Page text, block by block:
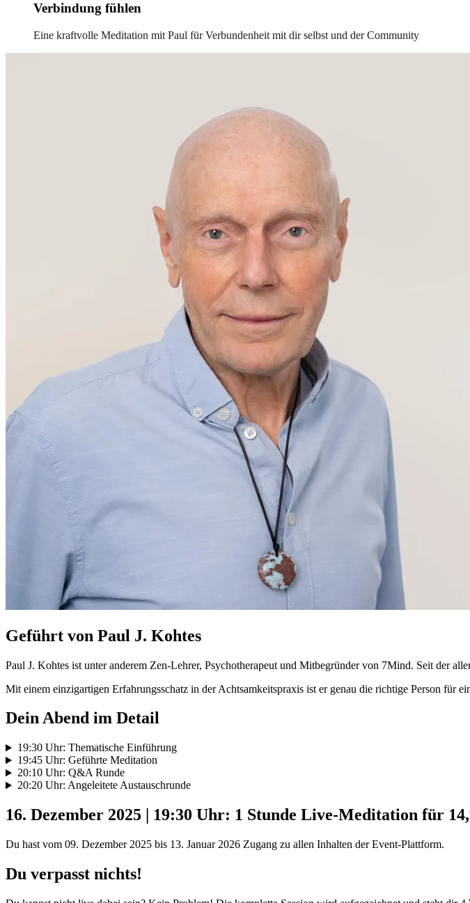
Verbindung fühlen
Eine kraftvolle Meditation mit Paul für Verbundenheit mit dir selbst und der Community
Geführt von Paul J. Kohtes
Paul J. Kohtes ist unter anderem Zen-Lehrer, Psychotherapeut und Mitbegründer von 7Mind. Seit der
Mit einem einzigartigen Erfahrungsschatz in der Achtsamkeitspraxis ist er genau die richtige Person für
Dein Abend im Detail
19:30 Uhr: Thematische Einführung
19:45 Uhr: Geführte Meditation
20:10 Uhr: Q&A Runde
20:20 Uhr: Angeleitete Austauschrunde
16. Dezember 2025 | 19:30 Uhr: 1 Stunde Live-Meditation für
Du hast vom 09. Dezember 2025 bis 13. Januar 2026 Zugang zu allen Inhalten der Event-Plattform.
Du verpasst nichts!